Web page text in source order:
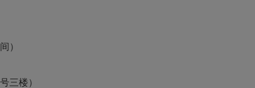
）
三楼）